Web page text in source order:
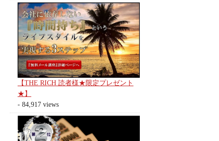
【THE RICH 読者様★限定プレゼント
★】
- 84,917 views